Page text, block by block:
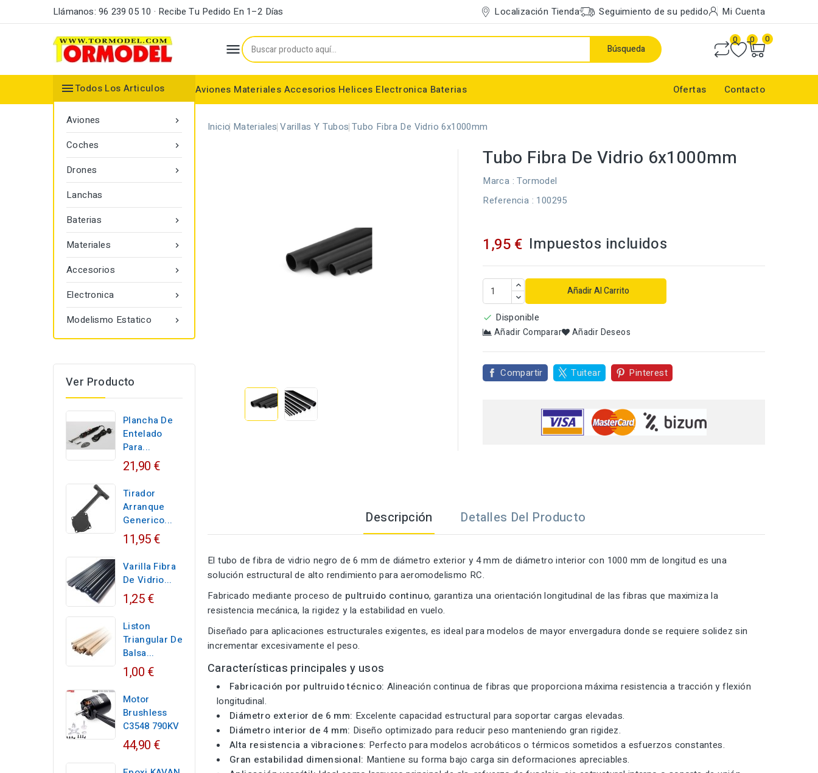
Llámanos: 96 239 05 10 · Recibe Tu Pedido En 1–2 Días Localización Tienda Seguimiento de su pedido Mi Cuenta
 Búsqueda
0 0 0
Aviones Materiales Accesorios Helices Electronica Baterias Ofertas Contacto
Todos Los Articulos

Aviones

Coches

Drones
Lanchas

Baterias

Materiales

Accesorios

Electronica

Modelismo Estatico
Ver Producto
Plancha De
Entelado
Para...
21,90 €
Tirador
Arranque
Generico...
11,95 €
Varilla Fibra
De Vidrio...
1,25 €
Liston
Triangular De
Balsa...
1,00 €
Motor
Brushless
C3548 790KV
44,90 €
Inicio Materiales Varillas Y Tubos Tubo Fibra De Vidrio 6x1000mm
Tubo Fibra De Vidrio 6x1000mm
Marca : Tormodel
Referencia : 100295
1,95 € Impuestos incluidos
Añadir Al Carrito
 Disponible
Añadir Comparar Añadir Deseos
Compartir Tuitear Pinterest
Descripción Detalles Del Producto
El tubo de fibra de vidrio negro de 6 mm de diámetro exterior y 4 mm de diámetro interior con 1000 mm de longitud es una
solución estructural de alto rendimiento para aeromodelismo RC.
Fabricado mediante proceso de pultruido continuo, garantiza una orientación longitudinal de las fibras que maximiza la
resistencia mecánica, la rigidez y la estabilidad en vuelo.
Diseñado para aplicaciones estructurales exigentes, es ideal para modelos de mayor envergadura donde se requiere solidez sin
incrementar excesivamente el peso.
Características principales y usos
Fabricación por pultruido técnico: Alineación continua de fibras que proporciona máxima resistencia a tracción y flexión
longitudinal.
Diámetro exterior de 6 mm: Excelente capacidad estructural para soportar cargas elevadas.
Diámetro interior de 4 mm: Diseño optimizado para reducir peso manteniendo gran rigidez.
Alta resistencia a vibraciones: Perfecto para modelos acrobáticos o térmicos sometidos a esfuerzos constantes.
Gran estabilidad dimensional: Mantiene su forma bajo carga sin deformaciones apreciables.